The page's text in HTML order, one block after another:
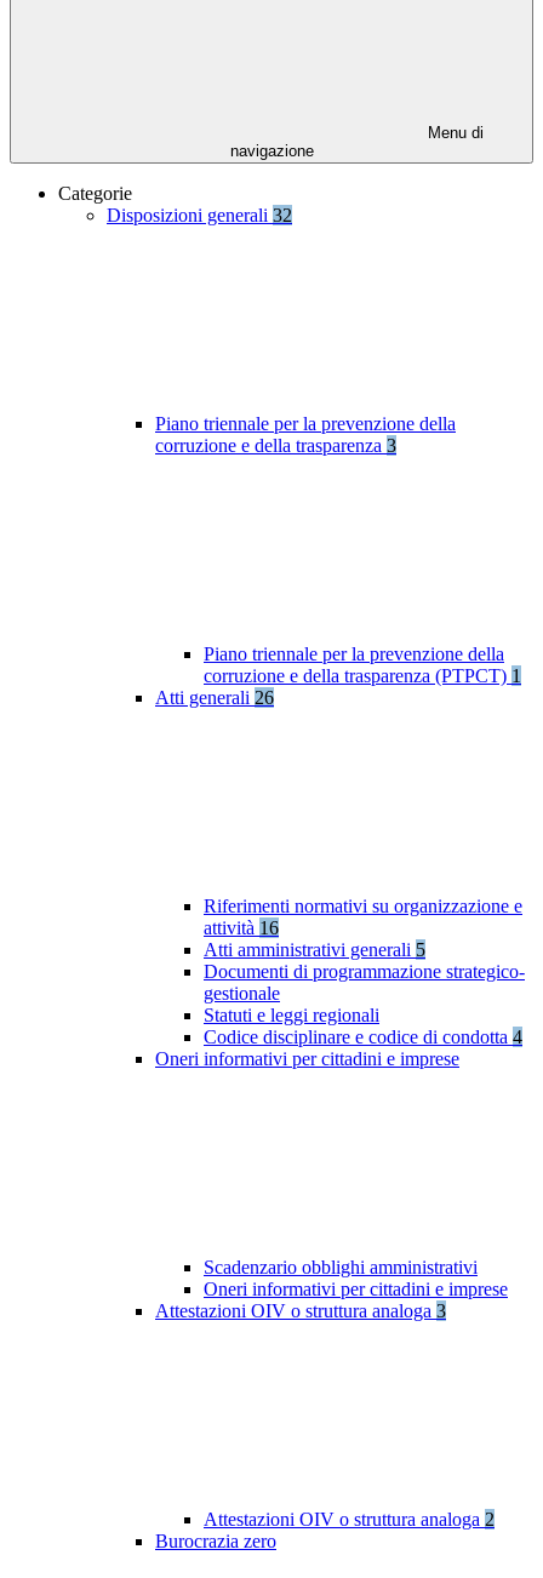
Menu di
navigazione
Categorie
Disposizioni generali 32
Piano triennale per la prevenzione della
corruzione e della trasparenza 3
Piano triennale per la prevenzione della
corruzione e della trasparenza (PTPCT) 1
Atti generali 26
Riferimenti normativi su organizzazione e
attività 16
Atti amministrativi generali 5
Documenti di programmazione strategico-
gestionale
Statuti e leggi regionali
Codice disciplinare e codice di condotta 4
Oneri informativi per cittadini e imprese
Scadenzario obblighi amministrativi
Oneri informativi per cittadini e imprese
Attestazioni OIV o struttura analoga 3
Attestazioni OIV o struttura analoga 2
Burocrazia zero